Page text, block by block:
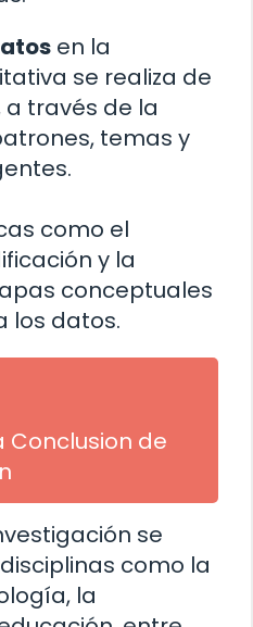
en la
se realiza de
través de la
temas y
como el
y la
conceptuales
los datos.
Conclusion de
se
como la
la